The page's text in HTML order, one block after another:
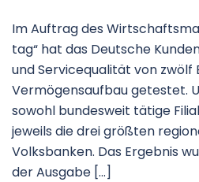
Im Auf­trag des
tag“ hat das Deut­sche
und Ser­vice­qua­li­tät von zwölf
Ver­mö­gens­auf­bau getes­tet.
sowohl bun­des­weit tätige
jeweils die drei größ­ten
Volks­ban­ken. Das Ergeb­nis
der Aus­gabe […]